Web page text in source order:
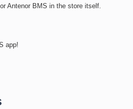
Antenor BMS in the store itself.
app!